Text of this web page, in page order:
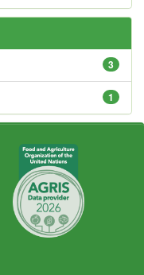
3
1